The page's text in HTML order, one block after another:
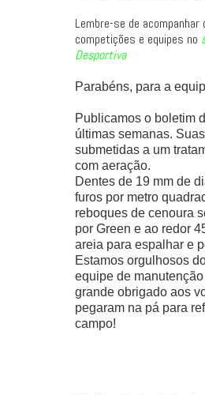
Lembre-se de
competições e equipes no
Desportiva
Parabéns, para a
Publicamos o boletim
últimas semanas.
submetidas a um
com aeração.
Dentes de 19 mm de
furos por metro
reboques de cenoura
por Green e ao redor
areia para espalhar e
Estamos orgulhosos
equipe de
grande obrigado aos
pegaram na pá para
campo!